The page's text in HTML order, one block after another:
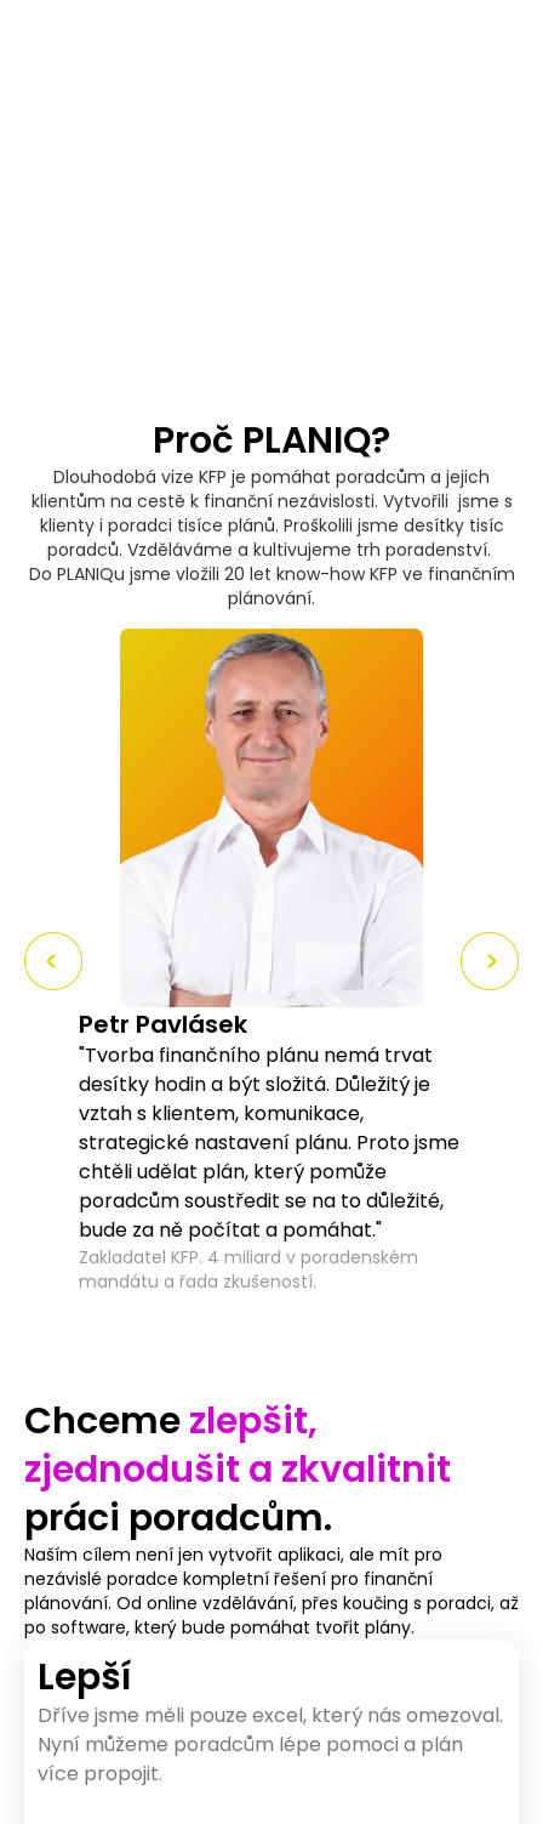
Proč PLANIQ?
Dlouhodobá vize KFP je pomáhat poradcům a jejich
klientům na cestě k finanční nezávislosti. Vytvořili jsme s
klienty i poradci tisíce plánů. Proškolili jsme desítky tisíc
poradců. Vzděláváme a kultivujeme trh poradenství.
Do PLANIQu jsme vložili 20 let know-how KFP ve finančním
plánování.
Petr Pavlásek
"Tvorba finančního plánu nemá trvat
desítky hodin a být složitá. Důležitý je
vztah s klientem, komunikace,
strategické nastavení plánu. Proto jsme
chtěli udělat plán, který pomůže
poradcům soustředit se na to důležité,
bude za ně počítat a pomáhat."
Zakladatel KFP. 4 miliard v poradenském
mandátu a řada zkušeností.
Lepší
Dříve jsme měli pouze excel, který nás omezoval.
Nyní můžeme poradcům lépe pomoci a plán
více propojit.
Chcemezlepšit,
zjednodušit a zkvalitnit
práci poradcům.
Naším cílem není jen vytvořit aplikaci, ale mít pro
nezávislé poradce kompletní řešení pro finanční
plánování. Od online vzdělávání, přes koučing s poradci, až
po software, který bude pomáhat tvořit plány.